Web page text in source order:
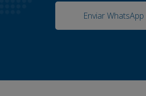
Enviar WhatsApp